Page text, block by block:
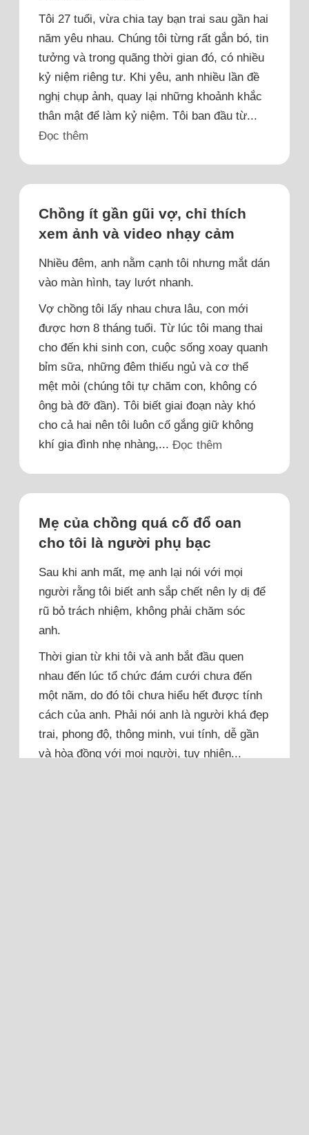
Tôi 27 tuổi, vừa chia tay bạn trai sau gần hai
năm yêu nhau. Chúng tôi từng rất gắn bó, tin
tưởng và trong quãng thời gian đó, có nhiều
kỷ niệm riêng tư. Khi yêu, anh nhiều lần đề
nghị chụp ảnh, quay lại những khoảnh khắc
thân mật để làm kỷ niệm. Tôi ban đầu từ...
Đọc thêm
Chồng ít gần gũi vợ, chỉ thích
xem ảnh và video nhạy cảm
Nhiều đêm, anh nằm cạnh tôi nhưng mắt dán
vào màn hình, tay lướt nhanh.
Vợ chồng tôi lấy nhau chưa lâu, con mới
được hơn 8 tháng tuổi. Từ lúc tôi mang thai
cho đến khi sinh con, cuộc sống xoay quanh
bỉm sữa, những đêm thiếu ngủ và cơ thể
mệt mỏi (chúng tôi tự chăm con, không có
ông bà đỡ đần). Tôi biết giai đoạn này khó
cho cả hai nên tôi luôn cố gắng giữ không
khí gia đình nhẹ nhàng,... Đọc thêm
Mẹ của chồng quá cố đổ oan
cho tôi là người phụ bạc
Sau khi anh mất, mẹ anh lại nói với mọi
người rằng tôi biết anh sắp chết nên ly dị để
rũ bỏ trách nhiệm, không phải chăm sóc
anh.
Thời gian từ khi tôi và anh bắt đầu quen
nhau đến lúc tổ chức đám cưới chưa đến
một năm, do đó tôi chưa hiểu hết được tính
cách của anh. Phải nói anh là người khá đẹp
trai, phong độ, thông minh, vui tính, dễ gần
và hòa đồng với mọi người, tuy nhiên...